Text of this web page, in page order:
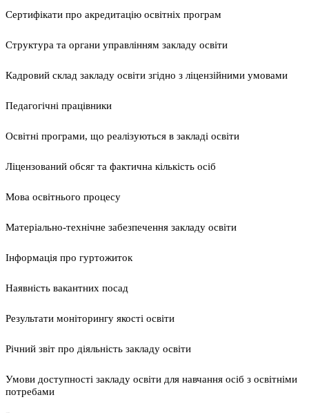
Сертифікати про акредитацію освітніх програм
Структура та органи управлінням закладу освіти
Кадровий склад закладу освіти згідно з ліцензійними умовами
Педагогічні працівники
Освітні програми, що реалізуються в закладі освіти
Ліцензований обсяг та фактична кількість осіб
Мова освітнього процесу
Матеріально-технічне забезпечення закладу освіти
Інформація про гуртожиток
Наявність вакантних посад
Результати моніторингу якості освіти
Річний звіт про діяльність закладу освіти
Умови доступності закладу освіти для навчання осіб з освітніми
потребами